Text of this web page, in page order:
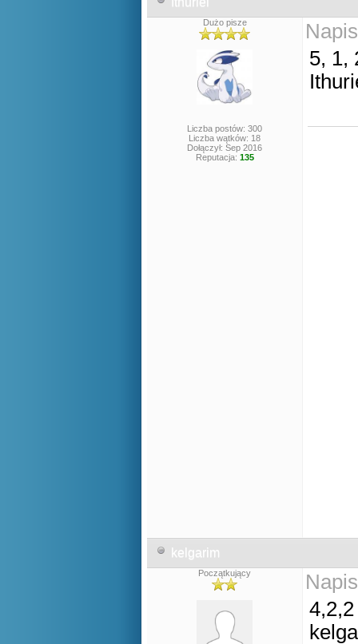
Dużo pisze
Liczba postów: 300
Liczba wątków: 18
Dołączył: Sep 2016
Reputacja: 135
5, 1,
kelgarim
Początkujący
4,2,2